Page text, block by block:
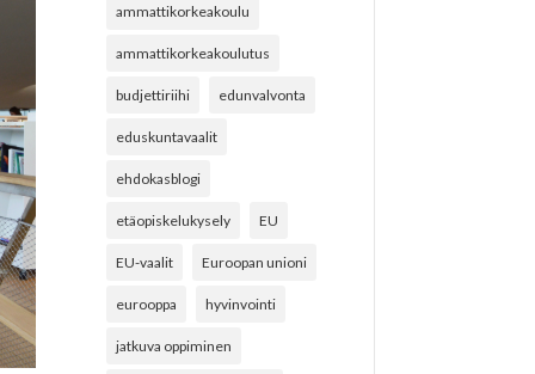
ammattikorkeakoulu
ammattikorkeakoulutus
budjettiriihi edunvalvonta
eduskuntavaalit
ehdokasblogi
etäopiskelukysely EU
EU-vaalit Euroopan unioni
eurooppa hyvinvointi
jatkuva oppiminen